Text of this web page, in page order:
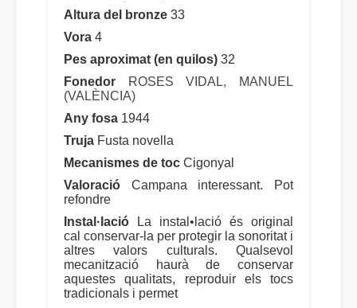
Altura del bronze 33
Vora 4
Pes aproximat (en quilos) 32
Fonedor
ROSES VIDAL, MANUEL
(VALÈNCIA)
Any fosa 1944
Truja Fusta novella
Mecanismes de toc Cigonyal
Valoració Campana interessant. Pot
refondre
Instal·lació La instal•lació és original
cal conservar-la per protegir la sonoritat i
altres valors culturals. Qualsevol
mecanització haurà de conservar
aquestes qualitats, reproduir els tocs
tradicionals i permet